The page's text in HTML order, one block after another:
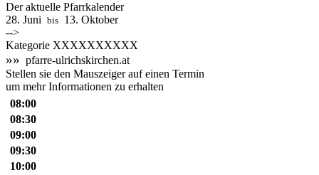
Der aktuelle Pfarrkalender
28. Juni
bis
13. Oktober
-->
Kategorie XXXXXXXXXX
»» pfarre-ulrichskirchen.at
Stellen sie den Mauszeiger auf einen Termin
um mehr Informationen zu erhalten
08:00
08:30
09:00
09:30
10:00